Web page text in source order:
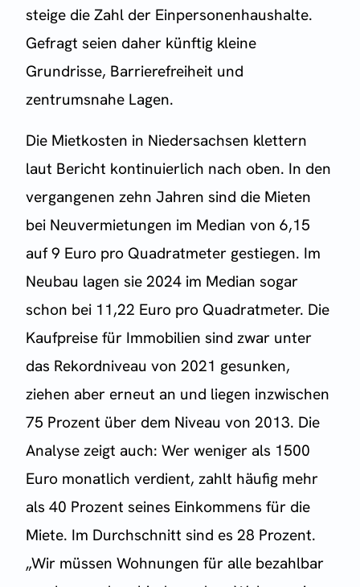
steige die Zahl der Einpersonenhaushalte.
Gefragt seien daher künftig kleine
Grundrisse, Barrierefreiheit und
zentrumsnahe Lagen.
Die Mietkosten in Niedersachsen klettern
laut Bericht kontinuierlich nach oben. In den
vergangenen zehn Jahren sind die Mieten
bei Neuvermietungen im Median von 6,15
auf 9 Euro pro Quadratmeter gestiegen. Im
Neubau lagen sie 2024 im Median sogar
schon bei 11,22 Euro pro Quadratmeter. Die
Kaufpreise für Immobilien sind zwar unter
das Rekordniveau von 2021 gesunken,
ziehen aber erneut an und liegen inzwischen
75 Prozent über dem Niveau von 2013. Die
Analyse zeigt auch: Wer weniger als 1500
Euro monatlich verdient, zahlt häufig mehr
als 40 Prozent seines Einkommens für die
Miete. Im Durchschnitt sind es 28 Prozent.
„Wir müssen Wohnungen für alle bezahlbar